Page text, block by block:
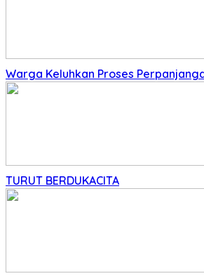
Warga Keluhkan Proses
TURUT BERDUKACITA